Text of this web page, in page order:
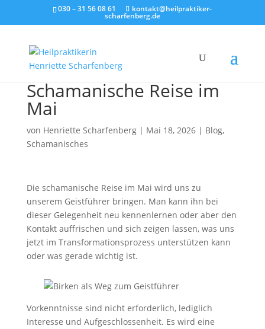
030 – 31 56 08 61 kontakt@heilpraktiker-
scharfenberg.de
Schamanische Reise im
Mai
von Henriette Scharfenberg| Mai 18, 2026| Blog,
Schamanisches
Die schamanische Reise im Mai wird uns zu
unserem Geistführer bringen. Man kann ihn bei
dieser Gelegenheit neu kennenlernen oder aber den
Kontakt auffrischen und sich zeigen lassen, was uns
jetzt im Transformationsprozess unterstützen kann
oder was gerade wichtig ist.
Vorkenntnisse sind nicht erforderlich, lediglich
Interesse und Aufgeschlossenheit. Es wird eine